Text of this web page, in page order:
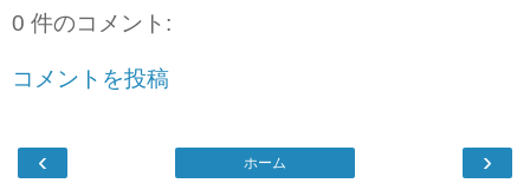
0 件のコメント:
コメントを投稿
‹ ›
ホーム